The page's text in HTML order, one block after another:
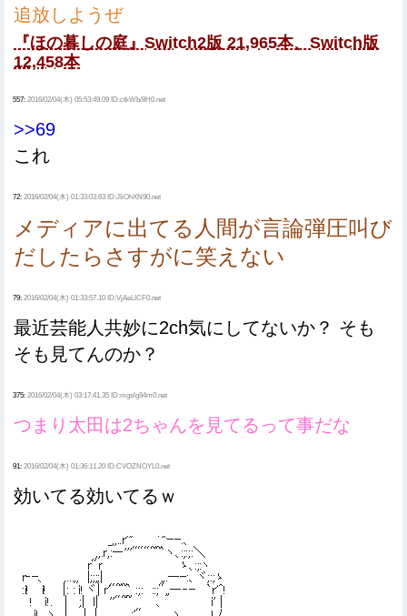
追放しようぜ
『ほの暮しの庭』Switch2版 21,965本、Switch版
12,458本
557: 2016/02/04(木) 05:53:49.09 ID:ctkWb/8H0.net
>>69
これ
72: 2016/02/04(木) 01:33:03.63 ID:JIiOhXN90.net
メディアに出てる人間が言論弾圧叫び
だしたらさすがに笑えない
79: 2016/02/04(木) 01:33:57.10 ID:VjAeLICF0.net
最近芸能人共妙に2ch気にしてないか？ そも
そも見てんのか？
375: 2016/02/04(木) 03:17:41.35 ID:mgslg94m0.net
つまり太田は2ちゃんを見てるって事だな
91: 2016/02/04(木) 01:36:11.20 ID:CVOZNOYL0.net
効いてる効いてるｗ